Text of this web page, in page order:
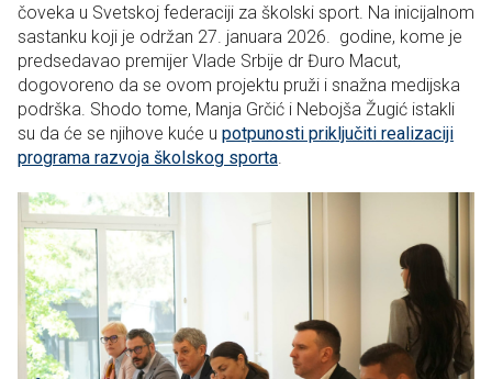
čoveka u Svetskoj federaciji za školski sport. Na inicijalnom
sastanku koji je održan 27. januara 2026. godine, kome je
predsedavao premijer Vlade Srbije dr Đuro Macut,
dogovoreno da se ovom projektu pruži i snažna medijska
podrška. Shodo tome, Manja Grčić i Nebojša Žugić istakli
su da će se njihove kuće u potpunosti priključiti realizaciji
programa razvoja školskog sporta